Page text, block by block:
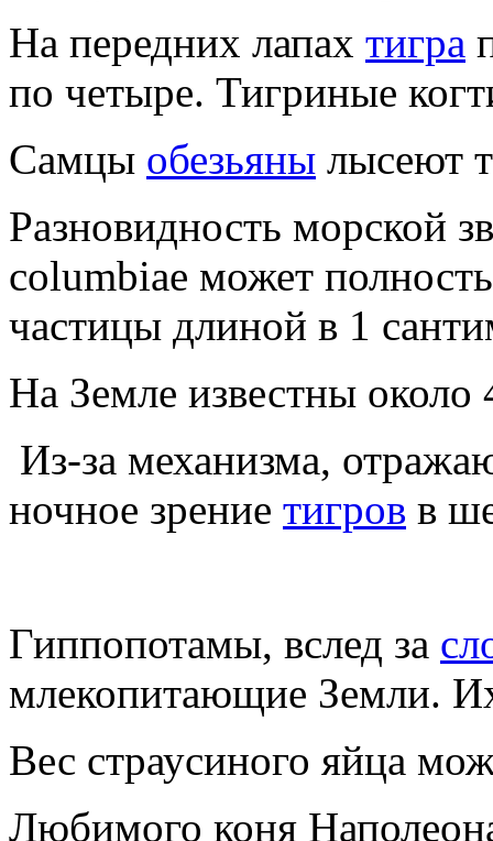
На передних лапах тигра
по четыре. Тигриные
Самцы обезьяны лысеют
Разновидность морской
columbiae может
частицы длиной в 1
На Земле известны
Из-за механизма,
ночное зрение тигров в
Гиппопотамы, вслед за
млекопитающие Земли.
Вес страусиного яйца
Любимого коня